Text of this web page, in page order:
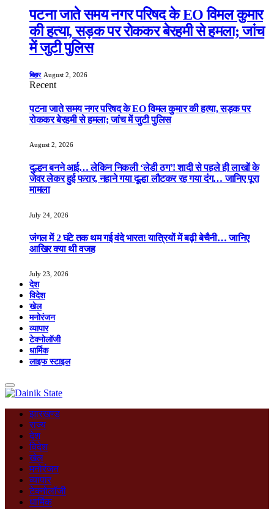
पटना जाते समय नगर परिषद के EO विमल कुमार
की हत्या, सड़क पर रोककर बेरहमी से हमला; जांच
में जुटी पुलिस
बिहार August 2, 2026
Recent
पटना जाते समय नगर परिषद के EO विमल कुमार की हत्या, सड़क पर
रोककर बेरहमी से हमला; जांच में जुटी पुलिस
August 2, 2026
दुल्हन बनने आई… लेकिन निकली ‘लेडी ठग’! शादी से पहले ही लाखों के
जेवर लेकर हुई फरार, नहाने गया दूल्हा लौटकर रह गया दंग… जानिए पूरा
मामला
July 24, 2026
जंगल में 2 घंटे तक थम गई वंदे भारत! यात्रियों में बढ़ी बेचैनी… जानिए
आखिर क्या थी वजह
July 23, 2026
देश
विदेश
खेल
मनोरंजन
व्यापार
टेक्नोलॉजी
धार्मिक
लाइफ स्टाइल
झारखण्ड
राज्य
देश
विदेश
खेल
मनोरंजन
व्यापार
टेक्नोलॉजी
धार्मिक